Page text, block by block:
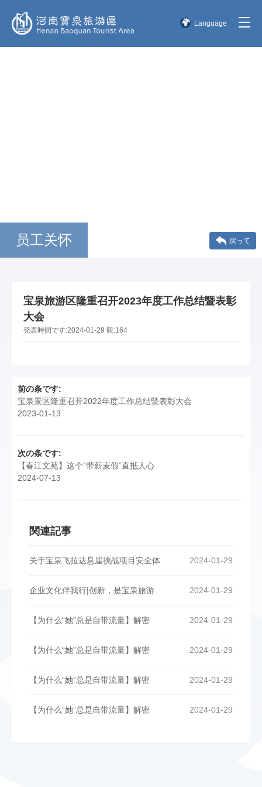
Language
员工关怀 戻って
宝泉旅游区隆重召开2023年度工作总结暨表彰
大会
発表時間です:2024-01-29 観:164
前の条です:
宝泉景区隆重召开2022年度工作总结暨表彰大会
2023-01-13
次の条です:
【春江文苑】这个“带薪麦假”直抵人心
2024-07-13
関連記事
2024-01-29
关于宝泉飞拉达悬崖挑战项目安全体
2024-01-29
企业文化伴我行|创新，是宝泉旅游
2024-01-29
【为什么“她”总是自带流量】解密
2024-01-29
【为什么“她”总是自带流量】解密
2024-01-29
【为什么“她”总是自带流量】解密
2024-01-29
【为什么“她”总是自带流量】解密